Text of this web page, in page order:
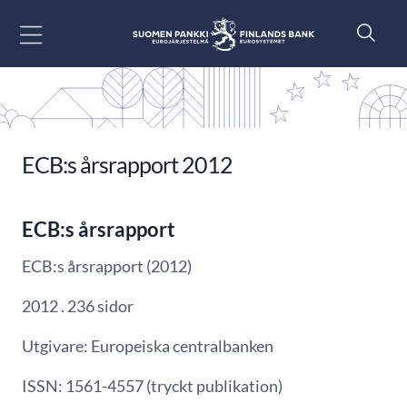
ECB:s årsrapport 2012
ECB:s årsrapport
ECB:s årsrapport (2012)
2012 . 236 sidor
Utgivare: Europeiska centralbanken
ISSN: 1561-4557 (tryckt publikation)